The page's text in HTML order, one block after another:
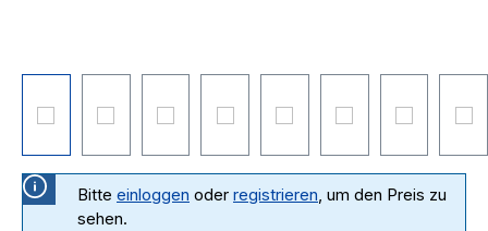
Bitte einloggen oder registrieren, um den Preis zu
sehen.